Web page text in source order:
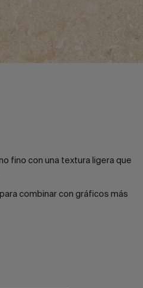
fino con una textura ligera que
combinar con gráficos más